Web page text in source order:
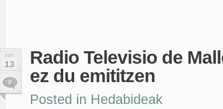
ABE
13
0
Radio Televisio de
ez du emititzen
Posted in Hedabideak